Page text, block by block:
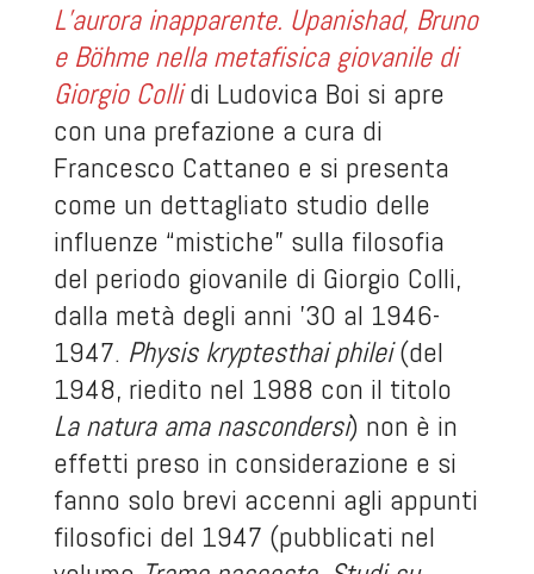
L’aurora inapparente. Upanishad, Bruno
e Böhme nella metafisica giovanile di
Giorgio Collidi Ludovica Boi si apre
con una prefazione a cura di
Francesco Cattaneo e si presenta
come un dettagliato studio delle
influenze “mistiche” sulla filosofia
del periodo giovanile di Giorgio Colli,
dalla metà degli anni ’30 al 1946-
1947. Physis kryptesthai philei(del
1948, riedito nel 1988 con il titolo
La natura ama nascondersi) non è in
effetti preso in considerazione e si
fanno solo brevi accenni agli appunti
filosofici del 1947 (pubblicati nel